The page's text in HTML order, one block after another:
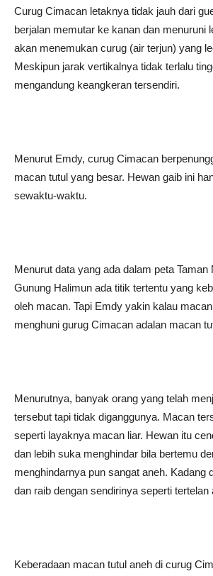
Curug Cimacan letaknya tidak jauh dari
berjalan memutar ke kanan dan menuruni
akan menemukan curug (air terjun) yang
Meskipun jarak vertikalnya tidak terlalu
mengandung keangkeran tersendiri.
Menurut Emdy, curug Cimacan
macan tutul yang besar. Hewan gaib ini
sewaktu-waktu.
Menurut data yang ada dalam peta Taman
Gunung Halimun ada titik tertentu yang
oleh macan. Tapi Emdy yakin kalau
menghuni gurug Cimacan adalan macan
Menurutnya, banyak orang yang telah
tersebut tapi tidak diganggunya. Macan
seperti layaknya macan liar. Hewan itu
dan lebih suka menghindar bila bertemu
menghindarnya pun sangat aneh. Kadang
dan raib dengan sendirinya seperti tertelan
Keberadaan macan tutul aneh di curug